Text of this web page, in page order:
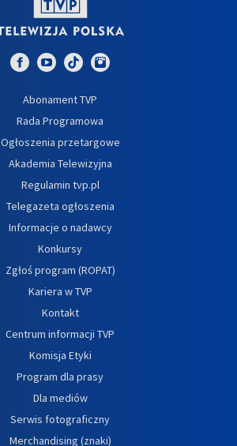
Abonament TVP
Rada Programowa
Ogłoszenia przetargowe
Akademia Telewizyjna
Regulamin tvp.pl
Telegazeta ogłoszenia
Informacje o nadawcy
Konkursy
Zgłoś program (ROPAT)
Kariera w TVP
Kontakt
Centrum informacji TVP
Komisja Etyki
Program dla prasy
Dla mediów
Serwis fotograficzny
Merchandising (znaki)